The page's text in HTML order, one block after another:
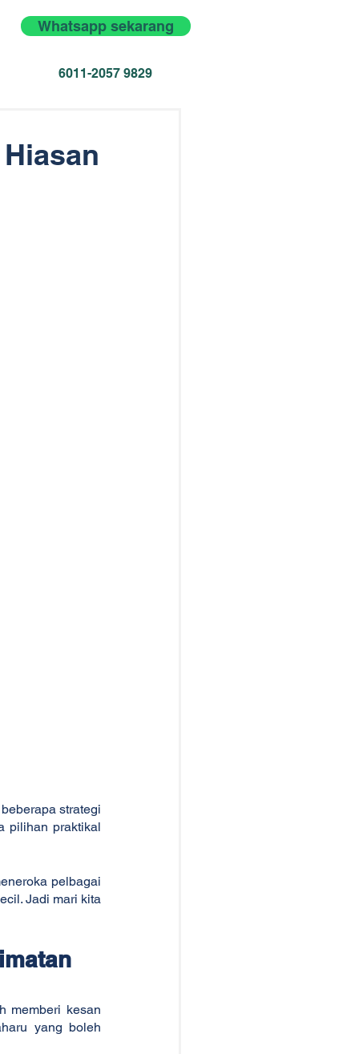
Whatsapp sekarang
6011-2057 9829
strategi
pilihan praktikal
pelbagai
Jadi mari kita
memberi kesan
yang boleh